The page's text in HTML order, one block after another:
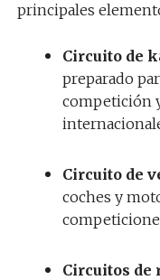
principales
Circuito de
preparado
competición
Circuito de
coches y
Circuitos de